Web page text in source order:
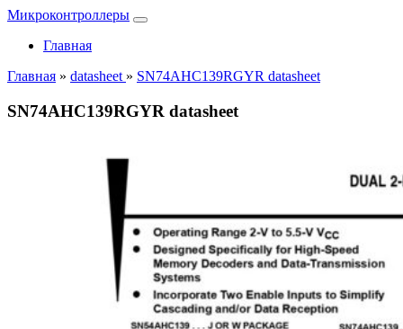
Микроконтроллеры
Главная
Главная » datasheet » SN74AHC139RGYR datasheet
SN74AHC139RGYR datasheet